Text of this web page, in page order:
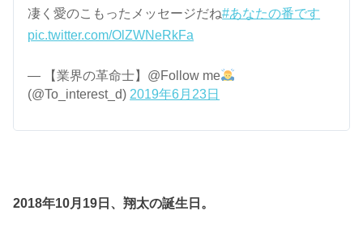
凄く愛のこもったメッセージだね#あなたの番です
pic.twitter.com/OlZWNeRkFa
— 【業界の革命士】@Follow me
(@To_interest_d) 2019年6月23日
2018年10月19日、翔太の誕生日。